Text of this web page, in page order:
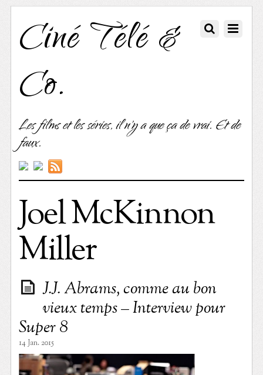
Ciné Télé &
Co.
Les films et les séries, il n'y a que ça de vrai. Et de
faux.
Joel McKinnon
Miller
J.J. Abrams, comme au bon
vieux temps – Interview pour
Super 8
14 Jan. 2015